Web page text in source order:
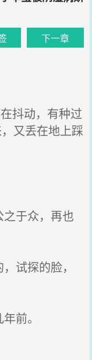
下一章
抖动，有种过
又丢在地上踩
于众，再也
试探的脸，
前。